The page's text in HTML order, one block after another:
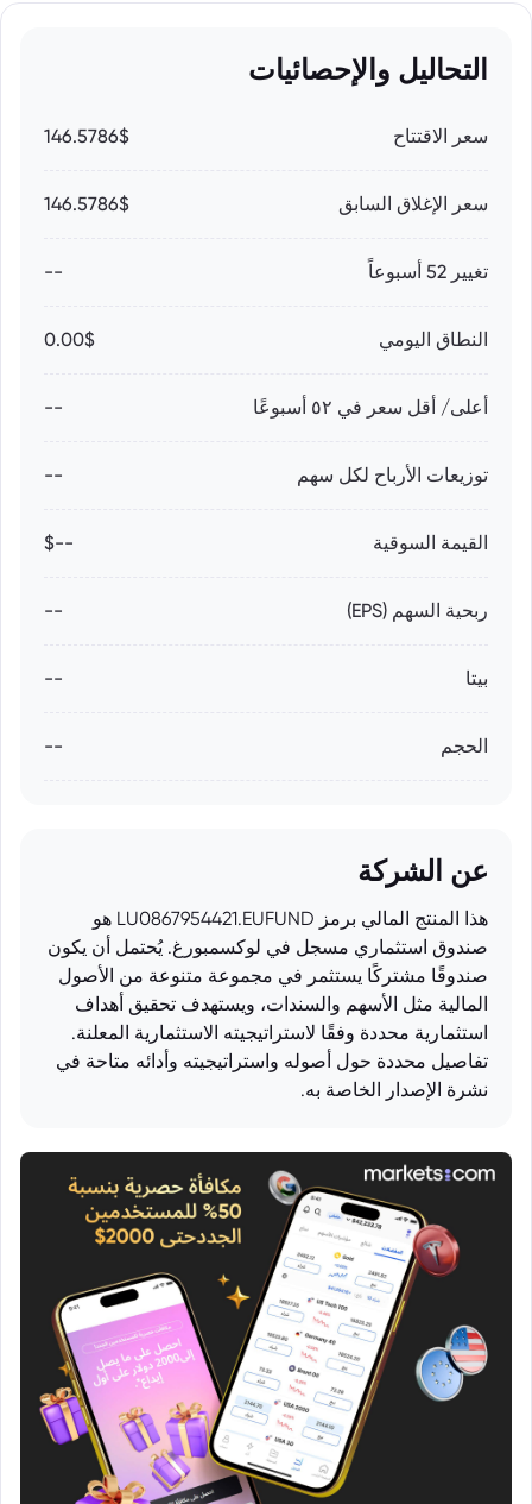
التحاليل والإحصائيات
سعر الاقتتاح 146.5786$
سعر الإغلاق السابق 146.5786$
تغيير 52 أسبوعاً --
النطاق اليومي 0.00$
أعلى/ أقل سعر في ٥٢ أسبوعًا --
توزيعات الأرباح لكل سهم --
القيمة السوقية --$
ربحية السهم (EPS) --
بيتا --
الحجم --
عن الشركة
هذا المنتج المالي برمز LU0867954421.EUFUND هو
صندوق استثماري مسجل في لوكسمبورغ. يُحتمل أن يكون
صندوقًا مشتركًا يستثمر في مجموعة متنوعة من الأصول
المالية مثل الأسهم والسندات، ويستهدف تحقيق أهداف
استثمارية محددة وفقًا لاستراتيجيته الاستثمارية المعلنة.
تفاصيل محددة حول أصوله واستراتيجيته وأدائه متاحة في
نشرة الإصدار الخاصة به.